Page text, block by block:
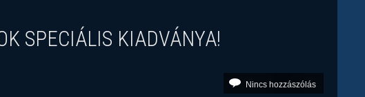
SPECIÁLIS KIADVÁNYA!
Nincs hozzászólás